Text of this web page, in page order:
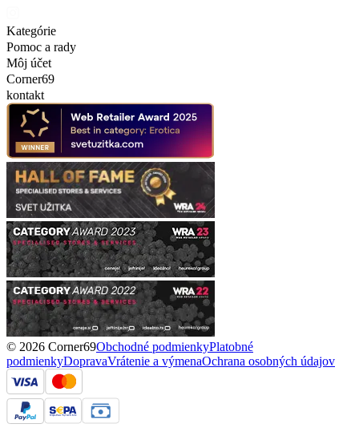
Kategórie
Pomoc a rady
Môj účet
Corner69
kontakt
© 2026 Corner69Obchodné podmienkyPlatobné
podmienkyDopravaVrátenie a výmenaOchrana osobných údajov